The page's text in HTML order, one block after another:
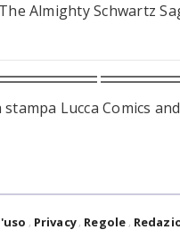
Almighty Schwartz
Lucca Comics
Privacy Regole